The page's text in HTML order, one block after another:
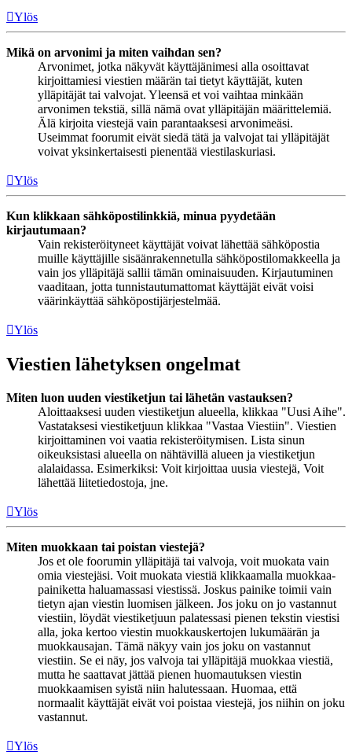
Ylös
Mikä on arvonimi ja miten vaihdan sen?
Arvonimet, jotka näkyvät käyttäjänimesi alla osoittavat
kirjoittamiesi viestien määrän tai tietyt käyttäjät, kuten
ylläpitäjät tai valvojat. Yleensä et voi vaihtaa minkään
arvonimen tekstiä, sillä nämä ovat ylläpitäjän määrittelemiä.
Älä kirjoita viestejä vain parantaaksesi arvonimeäsi.
Useimmat foorumit eivät siedä tätä ja valvojat tai ylläpitäjät
voivat yksinkertaisesti pienentää viestilaskuriasi.
Ylös
Kun klikkaan sähköpostilinkkiä, minua pyydetään
kirjautumaan?
Vain rekisteröityneet käyttäjät voivat lähettää sähköpostia
muille käyttäjille sisäänrakennetulla sähköpostilomakkeella ja
vain jos ylläpitäjä sallii tämän ominaisuuden. Kirjautuminen
vaaditaan, jotta tunnistautumattomat käyttäjät eivät voisi
väärinkäyttää sähköpostijärjestelmää.
Ylös
Viestien lähetyksen ongelmat
Miten luon uuden viestiketjun tai lähetän vastauksen?
Aloittaaksesi uuden viestiketjun alueella, klikkaa "Uusi Aihe".
Vastataksesi viestiketjuun klikkaa "Vastaa Viestiin". Viestien
kirjoittaminen voi vaatia rekisteröitymisen. Lista sinun
oikeuksistasi alueella on nähtävillä alueen ja viestiketjun
alalaidassa. Esimerkiksi: Voit kirjoittaa uusia viestejä, Voit
lähettää liitetiedostoja, jne.
Ylös
Miten muokkaan tai poistan viestejä?
Jos et ole foorumin ylläpitäjä tai valvoja, voit muokata vain
omia viestejäsi. Voit muokata viestiä klikkaamalla muokkaa-
painiketta haluamassasi viestissä. Joskus painike toimii vain
tietyn ajan viestin luomisen jälkeen. Jos joku on jo vastannut
viestiin, löydät viestiketjuun palatessasi pienen tekstin viestisi
alla, joka kertoo viestin muokkauskertojen lukumäärän ja
muokkausajan. Tämä näkyy vain jos joku on vastannut
viestiin. Se ei näy, jos valvoja tai ylläpitäjä muokkaa viestiä,
mutta he saattavat jättää pienen huomautuksen viestin
muokkaamisen syistä niin halutessaan. Huomaa, että
normaalit käyttäjät eivät voi poistaa viestejä, jos niihin on joku
vastannut.
Ylös